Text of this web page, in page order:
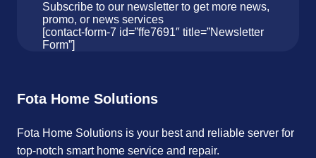
Subscribe to our newsletter to get more news,
promo, or news services
[contact-form-7 id=”ffe7691″ title=”Newsletter
Form”]
Fota Home Solutions
Fota Home Solutions is your best and reliable server for
top-notch smart home service and repair.